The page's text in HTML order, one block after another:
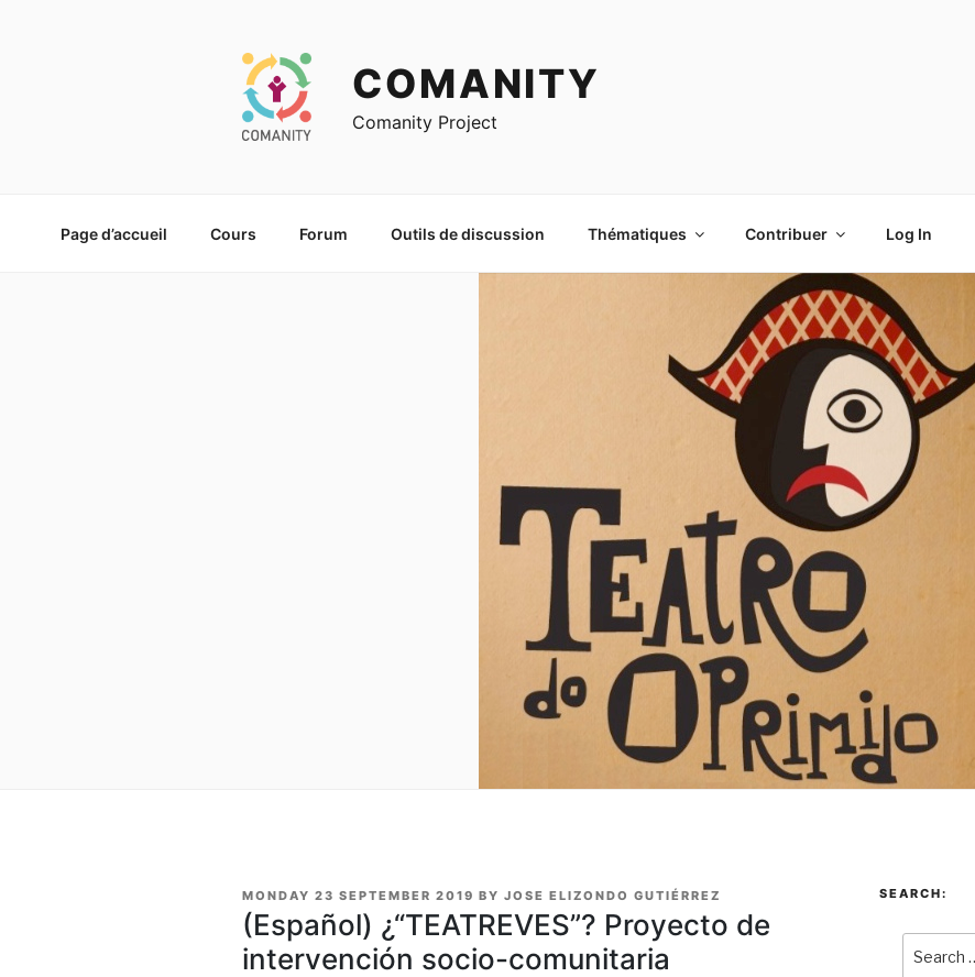
Page d’accueil Cours Forum Outils de discussion Thématiques Contribuer Log In
COMANITY
Comanity Project
POSTED
ON
MONDAY 23 SEPTEMBER 2019 BY JOSE ELIZONDO GUTIÉRREZ
(Español) ¿“TEATREVES”? Proyecto de
intervención socio-comunitaria
SEARCH: